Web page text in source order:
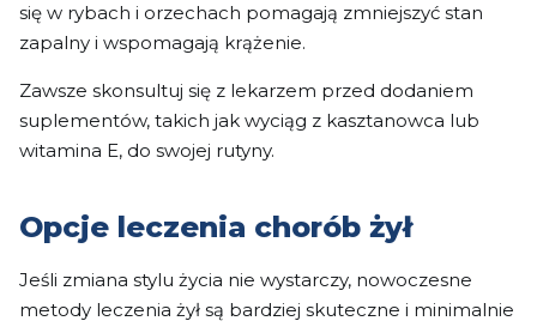
się w rybach i orzechach pomagają zmniejszyć stan
zapalny i wspomagają krążenie.
Zawsze skonsultuj się z lekarzem przed dodaniem
suplementów, takich jak wyciąg z kasztanowca lub
witamina E, do swojej rutyny.
Opcje leczenia chorób żył
Jeśli zmiana stylu życia nie wystarczy, nowoczesne
metody leczenia żył są bardziej skuteczne i minimalnie